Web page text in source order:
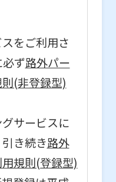
をご利用さ
ず路外パー
(非登録型)
グサービスに
き続き路外
規則(登録型)